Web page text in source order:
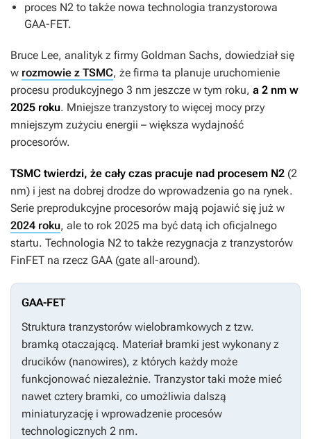
proces N2 to także nowa technologia tranzystorowa
GAA-FET.
Bruce Lee, analityk z firmy Goldman Sachs, dowiedział się
w rozmowie z TSMC, że firma ta planuje uruchomienie
procesu produkcyjnego 3 nm jeszcze w tym roku, a 2 nm w
2025 roku. Mniejsze tranzystory to więcej mocy przy
mniejszym zużyciu energii – większa wydajność
procesorów.
TSMC twierdzi, że cały czas pracuje nad procesem N2 (2
nm) i jest na dobrej drodze do wprowadzenia go na rynek.
Serie preprodukcyjne procesorów mają pojawić się już w
2024 roku, ale to rok 2025 ma być datą ich oficjalnego
startu. Technologia N2 to także rezygnacja z tranzystorów
FinFET na rzecz GAA (gate all-around).
GAA-FET
Struktura tranzystorów wielobramkowych z tzw.
bramką otaczającą. Materiał bramki jest wykonany z
drucików (nanowires), z których każdy może
funkcjonować niezależnie. Tranzystor taki może mieć
nawet cztery bramki, co umożliwia dalszą
miniaturyzację i wprowadzenie procesów
technologicznych 2 nm.